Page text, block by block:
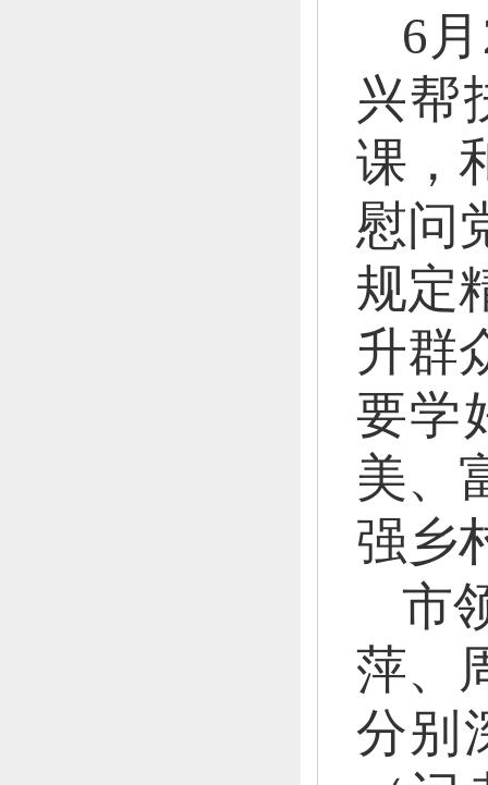
6
兴帮
课，
慰问
规定
升群
要学
美、
强乡
市
萍、
分别